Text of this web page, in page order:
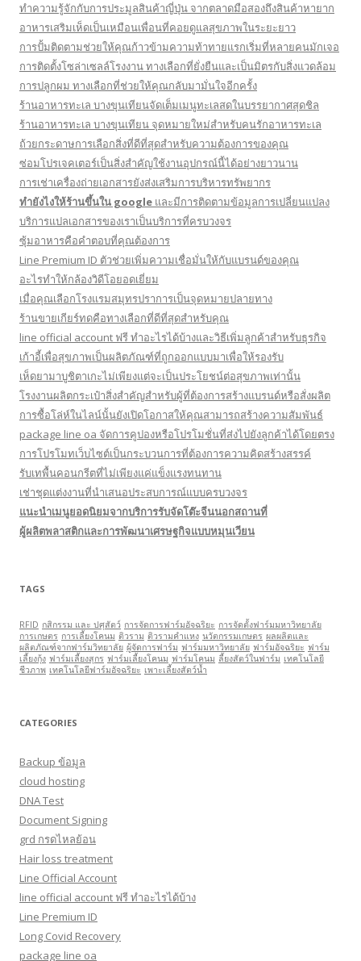
ทำความรู้จักกับการประมูลสินค้าญี่ปุ่น จากตลาดมือสองถึงสินค้าหายาก
อาหารเสริมเห็ดเป็นเหมือนเพื่อนที่คอยดูแลสุขภาพในระยะยาว
การปั้มติดตามช่วยให้คุณก้าวข้ามความท้าทายแรกเริ่มที่หลายคนมักเจอ
การติดตั้งโซล่าเซลล์โรงงาน ทางเลือกที่ยั่งยืนและเป็นมิตรกับสิ่งแวดล้อม
การปลูกผม ทางเลือกที่ช่วยให้คุณกลับมามั่นใจอีกครั้ง
ร้านอาหารทะเล บางขุนเทียนจัดเต็มเมนูทะเลสดในบรรยากาศสุดชิล
ร้านอาหารทะเล บางขุนเทียน จุดหมายใหม่สำหรับคนรักอาหารทะเล
ถ้วยกระดาษการเลือกสิ่งที่ดีที่สุดสำหรับความต้องการของคุณ
ซ่อมโปรเจคเตอร์เป็นสิ่งสำคัญใช้งานอุปกรณ์นี้ได้อย่างยาวนาน
การเช่าเครื่องถ่ายเอกสารยังส่งเสริมการบริหารทรัพยากร
ทํายังไงให้ร้านขึ้นใน google และมีการติดตามข้อมูลการเปลี่ยนแปลง
บริการแปลเอกสารของเราเป็นบริการที่ครบวงจร
ซุ้มอาหารคือคำตอบที่คุณต้องการ
Line Premium ID ตัวช่วยเพิ่มความเชื่อมั่นให้กับแบรนด์ของคุณ
อะไรทำให้กล้องวิดีโอยอดเยี่ยม
เมื่อคุณเลือกโรงแรมสมุทรปราการเป็นจุดหมายปลายทาง
ร้านขายเกียร์ทดคือทางเลือกที่ดีที่สุดสำหรับคุณ
line official account ฟรี ทําอะไรได้บ้างและวิธีเพิ่มลูกค้าสำหรับธุรกิจ
เก้าอี้เพื่อสุขภาพเป็นผลิตภัณฑ์ที่ถูกออกแบบมาเพื่อให้รองรับ
เห็ดยามาบูชิตาเกะไม่เพียงแต่จะเป็นประโยชน์ต่อสุขภาพเท่านั้น
โรงงานผลิตกระเป๋าสิ่งสำคัญสำหรับผู้ที่ต้องการสร้างแบรนด์หรือสั่งผลิต
การซื้อโล่ห์ในไลน์นั้นยังเปิดโอกาสให้คุณสามารถสร้างความสัมพันธ์
package line oa จัดการคูปองหรือโปรโมชั่นที่ส่งไปยังลูกค้าได้โดยตรง
การโปรโมทเว็บไซต์เป็นกระบวนการที่ต้องการความคิดสร้างสรรค์
รับเทพื้นคอนกรีตที่ไม่เพียงแค่แข็งแรงทนทาน
เช่าชุดแต่งงานที่นำเสนอประสบการณ์แบบครบวงจร
แนะนำเมนูยอดนิยมจากบริการรับจัดโต๊ะจีนนอกสถานที่
ผู้ผลิตพลาสติกและการพัฒนาเศรษฐกิจแบบหมุนเวียน
TAGS
RFID กสิกรรม และ ปศุสัตว์ การจัดการฟาร์มอัจฉริยะ การจัดตั้งฟาร์มมหาวิทยาลัย
การเกษตร การเลี้ยงโคนม ติวราม ติวรามคำแหง นวัตกรรมเกษตร ผลผลิตและ
ผลิตภัณฑ์จากฟาร์มวิทยาลัย ผู้จัดการฟาร์ม ฟาร์มมหาวิทยาลัย ฟาร์มอัจฉริยะ ฟาร์ม
เลี้ยงกุ้ง ฟาร์มเลี้ยงสุกร ฟาร์มเลี้ยงโคนม ฟาร์มโคนม ลี้ยงสัตว์ในฟาร์ม เทคโนโลยี
ชีวภาพ เทคโนโลยีฟาร์มอัจฉริยะ เพาะเลี้ยงสัตว์นํ้า
CATEGORIES
Backup ข้อมูล
cloud hosting
DNA Test
Document Signing
grd กรดไหลย้อน
Hair loss treatment
Line Official Account
line official account ฟรี ทําอะไรได้บ้าง
Line Premium ID
Long Covid Recovery
package line oa